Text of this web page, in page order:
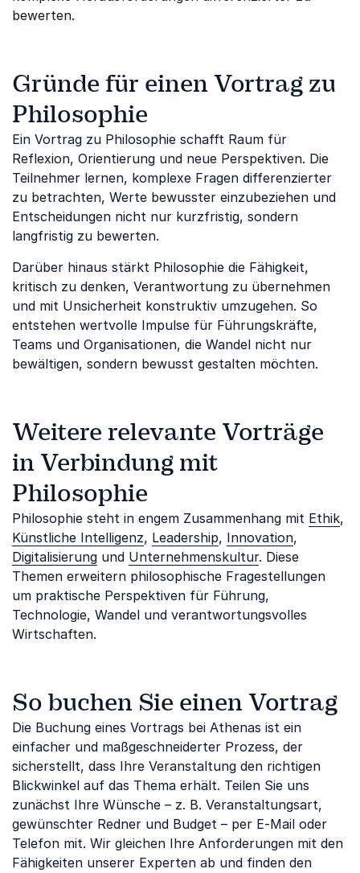
bewerten.
Gründe für einen Vortrag zu
Philosophie
Ein Vortrag zu Philosophie schafft Raum für
Reflexion, Orientierung und neue Perspektiven. Die
Teilnehmer lernen, komplexe Fragen differenzierter
zu betrachten, Werte bewusster einzubeziehen und
Entscheidungen nicht nur kurzfristig, sondern
langfristig zu bewerten.
Darüber hinaus stärkt Philosophie die Fähigkeit,
kritisch zu denken, Verantwortung zu übernehmen
und mit Unsicherheit konstruktiv umzugehen. So
entstehen wertvolle Impulse für Führungskräfte,
Teams und Organisationen, die Wandel nicht nur
bewältigen, sondern bewusst gestalten möchten.
Weitere relevante Vorträge
in Verbindung mit
Philosophie
Philosophie steht in engem Zusammenhang mit Ethik,
Künstliche Intelligenz, Leadership, Innovation,
Digitalisierung und Unternehmenskultur. Diese
Themen erweitern philosophische Fragestellungen
um praktische Perspektiven für Führung,
Technologie, Wandel und verantwortungsvolles
Wirtschaften.
So buchen Sie einen Vortrag
Die Buchung eines Vortrags bei Athenas ist ein
einfacher und maßgeschneiderter Prozess, der
sicherstellt, dass Ihre Veranstaltung den richtigen
Blickwinkel auf das Thema erhält. Teilen Sie uns
zunächst Ihre Wünsche – z. B. Veranstaltungsart,
gewünschter Redner und Budget – per E-Mail oder
Telefon mit. Wir gleichen Ihre Anforderungen mit den
Fähigkeiten unserer Experten ab und finden den